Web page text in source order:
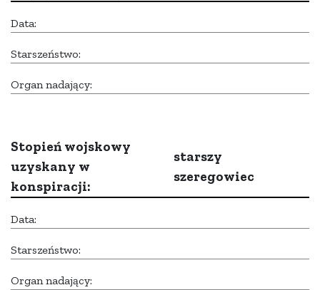
Data:
Starszeństwo:
Organ nadający:
Stopień wojskowy
uzyskany w
konspiracji:
starszy
szeregowiec
Data:
Starszeństwo:
Organ nadający: